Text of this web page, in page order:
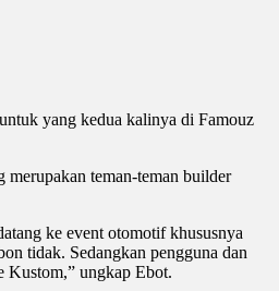
yang kedua kalinya di Famouz
teman-teman builder
ke event otomotif khususnya
tidak. Sedangkan pengguna dan
Kustom,” ungkap Ebot.